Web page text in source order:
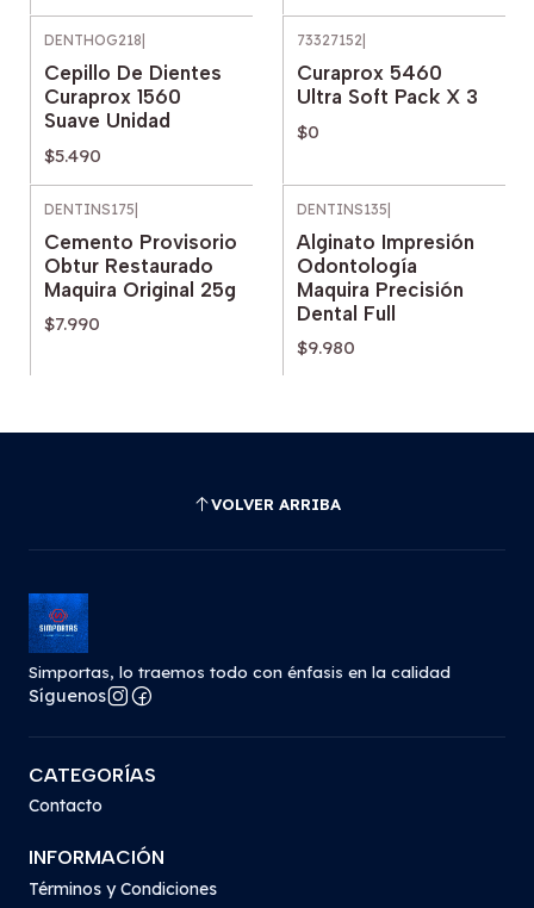
DENTHOG218
Cepillo De Dientes
Curaprox 1560
Suave Unidad
$5.490
73327152
Curaprox 5460
Ultra Soft Pack X 3
$0
DENTINS175|
Cemento Provisorio
Obtur Restaurado
Maquira Original 25g
$7.990
DENTINS135|
Alginato Impresión
Odontología
Maquira Precisión
Dental Full
$9.980
VOLVER ARRIBA
Simportas, lo traemos todo con énfasis en la calidad
Síguenos
CATEGORÍAS
Contacto
INFORMACIÓN
Términos y Condiciones